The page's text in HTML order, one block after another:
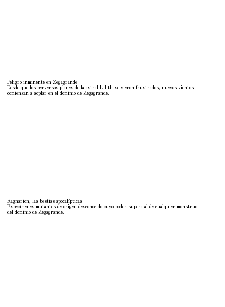
Peligro inminente en Zegagrande
Desde que los perversos planes de la astral Lilith se vieron frustrados, nuevos vientos
comienzan a soplar en el dominio de Zegagrande.
Ragnarion, las bestias apocalípticas
Especímenes mutantes de origen desconocido cuyo poder supera al de cualquier monstruo
del dominio de Zegagrande.